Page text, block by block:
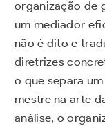
organização de
um mediador
não é dito e
diretrizes
o que separa
mestre na arte
análise, o